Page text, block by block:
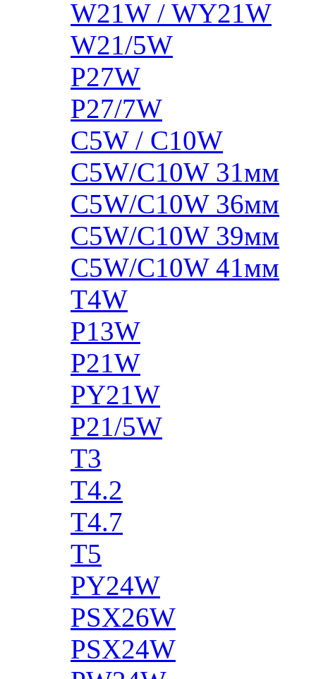
W21W / WY21W
W21/5W
P27W
P27/7W
C5W / C10W
C5W/C10W 31мм
C5W/C10W 36мм
C5W/C10W 39мм
C5W/C10W 41мм
T4W
P13W
P21W
PY21W
P21/5W
T3
T4.2
T4.7
T5
PY24W
PSX26W
PSX24W